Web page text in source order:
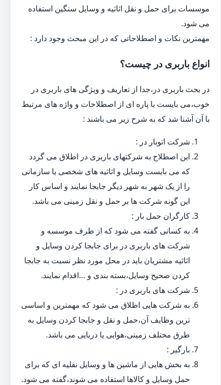
موسسات برای حمل و نقل اثاثیه و وسایل سنگین استفاده
می شود.
مهمترین نکات و اصطلاحاتی که در این مبحث وجود دارد :
انواع باربری در چیست؟
در بحث باربری در،جدا از تعاریف و ویژگی های باربری در
خوب،می بایست با پاره ای از اصطلاحات و واژه های مرتبط
با آن آشنا شد که به شرح زیر می باشند :
شرکت اتوبار در :
این اصطلاح به شرکتهای باربری در اطلاق می گردد
که می بایست وسایل و اثاثیه های شخصی یا سازمانی
را از یک شهر به شهر دیگر جابجا نمایند و اساس کار
این گونه شرکت ها بر حمل و نقل زمینی می باشد.
کارگران حمل بار :
به کسانی گفته می شود که از طرف موسسه و
شرکت های باربری در برای جابجا کردن وسایل و
اثاثیه مشتریان باید در محل مورد نظر نسبت به جابجا
کردن صحیح وسایل،بسته بندی و …اقدام نمایند.
شرکت های باربری در :
به شرکت هایی اطلاق می شود که مهمترین و اساسی
ترین وظایف آن،حمل و نقل و جابجا کردن وسایل به
طرق مختلف زمینی،هوایی یا دریایی می باشد.
بارگیر :
به بخش هایی از ماشین ها و وسایل نقلیه ای که برای
حمل وسایل و کالاها استفاده می شوند،گفته می شود.